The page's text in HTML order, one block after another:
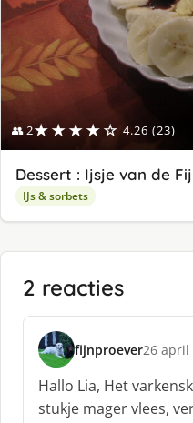
👥 2★★★★☆ 4.26 (23)
Dessert : Ijsje van de
IJs & sorbets
2 reacties
fijnproever
s
c
h
r
26 april
Hallo Lia, Het
stukje mager vlees,